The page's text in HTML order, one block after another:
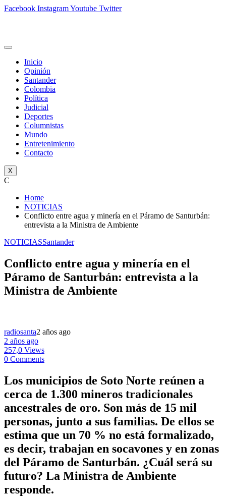
Facebook InstagramYoutube Twitter
Inicio
Opinión
Santander
Colombia
Política
Judicial
Deportes
Columnistas
Mundo
Entretenimiento
Contacto
X
C
Home
NOTICIAS
Conflicto entre agua y minería en el Páramo de Santurbán:
entrevista a la Ministra de Ambiente
NOTICIASSantander
Conflicto entre agua y minería en el
Páramo de Santurbán: entrevista a la
Ministra de Ambiente
radiosanta2 años ago
2 años ago
257,0 Views
0 Comments
Los municipios de Soto Norte reúnen a
cerca de 1.300 mineros tradicionales
ancestrales de oro. Son más de 15 mil
personas, junto a sus familias. De ellos se
estima que un 70 % no está formalizado,
es decir, trabajan en socavones y en zonas
del Páramo de Santurbán. ¿Cuál será su
futuro? La Ministra de Ambiente
responde.